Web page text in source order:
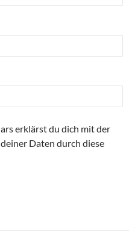
erklärst du dich mit der
Daten durch diese